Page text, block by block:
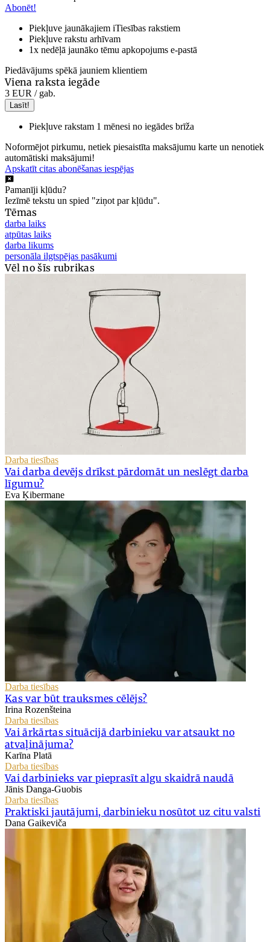
Abonēt!
Piekļuve jaunākajiem iTiesības rakstiem
Piekļuve rakstu arhīvam
1x nedēļā jaunāko tēmu apkopojums e-pastā
Piedāvājums spēkā jauniem klientiem
Viena raksta iegāde
3 EUR / gab.
Lasīt!
Piekļuve rakstam 1 mēnesi no iegādes brīža
Noformējot pirkumu, netiek piesaistīta maksājumu karte un nenotiek
automātiski maksājumi!
Apskatīt citas abonēšanas iespējas
Pamanīji kļūdu?
Iezīmē tekstu un spied "ziņot par kļūdu".
Tēmas
darba laiks
atpūtas laiks
darba likums
personāla ilgtspējas pasākumi
Vēl no šīs rubrikas
Darba tiesības
Vai darba devējs drīkst pārdomāt un neslēgt darba
līgumu?
Eva Ķibermane
Darba tiesības
Kas var būt trauksmes cēlējs?
Irina Rozenšteina
Darba tiesības
Vai ārkārtas situācijā darbinieku var atsaukt no
atvaļinājuma?
Karīna Platā
Darba tiesības
Vai darbinieks var pieprasīt algu skaidrā naudā
Jānis Danga-Guobis
Darba tiesības
Praktiski jautājumi, darbinieku nosūtot uz citu valsti
Dana Gaikeviča